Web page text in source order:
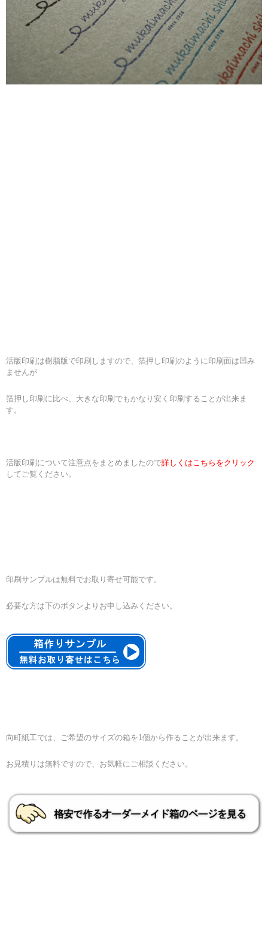
活版印刷は樹脂版で印刷しますので、箔押し印刷のように印刷面は凹み
ませんが
箔押し印刷に比べ、大きな印刷でもかなり安く印刷することが出来ま
す。
活版印刷について注意点をまとめましたので詳しくはこちらをクリック
してご覧ください。
印刷サンプルは無料でお取り寄せ可能です。
必要な方は下のボタンよりお申し込みください。
向町紙工では、ご希望のサイズの箱を1個から作ることが出来ます。
お見積りは無料ですので、お気軽にご相談ください。